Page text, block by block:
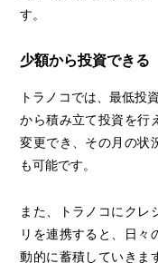
す。
少額から投資できる
トラノコでは、最低投
から積み立て投資を行
変更でき、その月の状
も可能です。
また、トラノコにクレ
リを連携すると、日々
動的に蓄積していきま